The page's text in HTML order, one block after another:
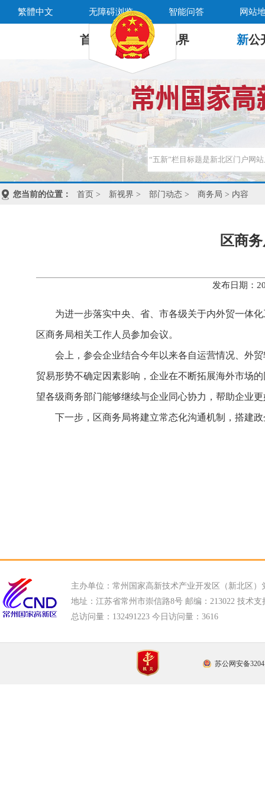
繁體中文 无障碍浏览 智能问答 网站
首 页 新 视界 新公
您当前的位置： 首页 > 新视界 > 部门动态 > 商务局 > 内容
区商
发布日期：
为进一步落实中央、省、市各级关于内外贸一体
区商务局相关工作人员参加会议。
会上，参会企业结合今年以来各自运营情况、外
贸易形势不确定因素影响，企业在不断拓展海外市场
望各级商务部门能够继续与企业同心协力，帮助企业
下一步，区商务局将建立常态化沟通机制，搭建
主办单位：常州国家高新技术产业开发区（新北区）
地址：江苏省常州市崇信路8号 邮编：213022 技术支
总访问量： 132491223 今日访问量： 3616
苏公网安备